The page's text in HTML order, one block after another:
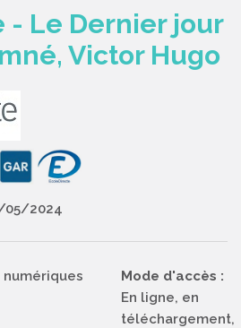
- Le Dernier jour
Victor Hugo
05/2024
numériques
Mode d'accès :
En ligne, en
téléchargement,